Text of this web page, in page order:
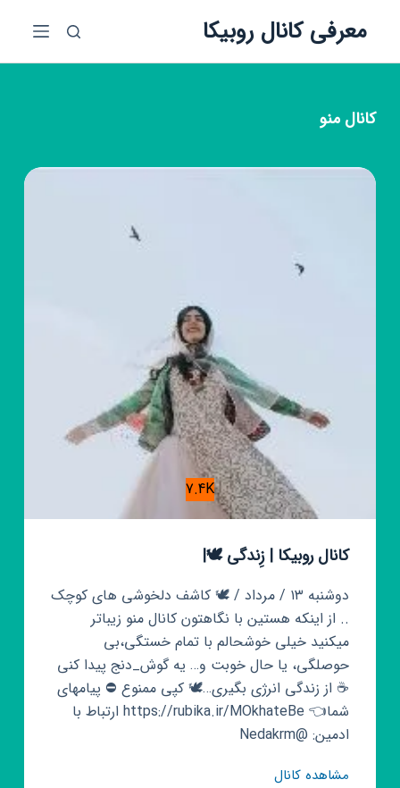
ش
معرفی کانال روبیکا
کانال منو
7.4K
کانال روبیکا | زِندگی 🕊|
دوشنبه ۱۳ / مرداد / 🕊 کاشف دلخوشی های کوچک
.. از اینکه هستین با نگاهتون کانال منو زیباتر
میکنید خیلی خوشحالم با تمام خستگی،بی
حوصلگی، یا حال خوبت و… یه گوش_دنج پیدا کنی
☕️ از زندگی انرژی بگیری…🕊 کپی ممنوع ⛔ پیامهای
شما👈 https://rubika.ir/MOkhateBe ارتباط با
ادمین: @Nedakrm
مشاهده کانالکانال